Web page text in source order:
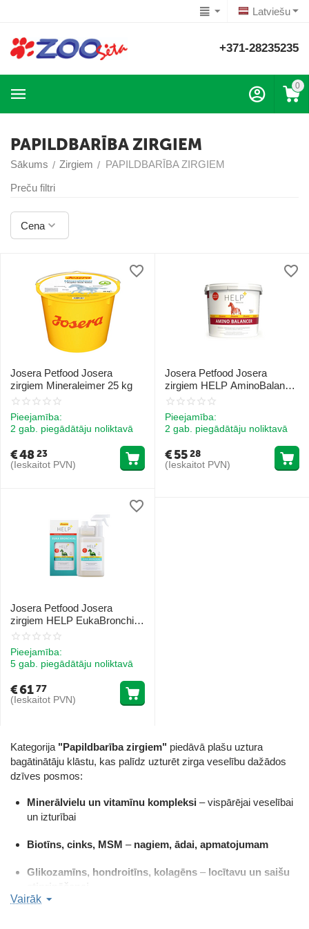
Latviešu
+371-28235235
0
PAPILDBARĪBA ZIRGIEM
Sākums / Zirgiem / PAPILDBARĪBA ZIRGIEM
Preču filtri
Cena
Kategorija "Papildbarība zirgiem" piedāvā plašu uztura
bagātinātāju klāstu, kas palīdz uzturēt zirga veselību dažādos
dzīves posmos:
Minerālvielu un vitamīnu kompleksi – vispārējai veselībai
un izturībai
Biotīns, cinks, MSM – nagiem, ādai, apmatojumam
Glikozamīns, hondroitīns, kolagēns – locītavu un saišu
stiprināšanai
Vairāk
Josera Petfood Josera
zirgiem Mineraleimer 25 kg
Pieejamība:
2 gab. piegādātāju noliktavā
€4823
(Ieskaitot PVN)
Josera Petfood Josera
zirgiem HELP AminoBalancer
4 kg
Pieejamība:
2 gab. piegādātāju noliktavā
€5528
(Ieskaitot PVN)
Josera Petfood Josera
zirgiem HELP EukaBronchial
1 L
Pieejamība:
5 gab. piegādātāju noliktavā
€6177
(Ieskaitot PVN)